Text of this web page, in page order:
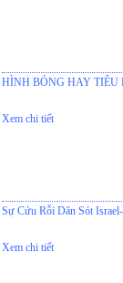
HÌNH BÓNG HAY TIÊU
Xem chi tiết
Sự Cứu Rỗi Dân Sót Israel-
Xem chi tiết